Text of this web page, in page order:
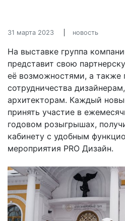
31 марта 2023 новость
На выставке группа
представит свою
её возможностями, а также
сотрудничества
архитекторам. Каждый
принять участие в
годовом розыгрышах,
кабинету с удобным
мероприятия PRO Дизайн.